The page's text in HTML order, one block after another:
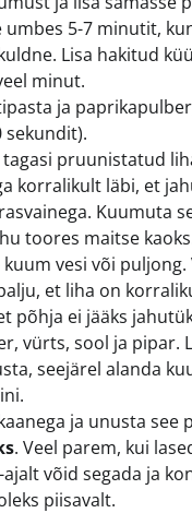
umbes 5-7 minutit,
Lisa hakitud
minut.
ja
sekundit).
pruunistatud
korralikult läbi, et
Kuumuta
toores maitse
kuum vesi või puljong.
et liha on
põhja ei jääks
vürts, sool ja pipar.
seejärel alanda
ja unusta see
. Veel parem, kui
võid segada ja
piisavalt.